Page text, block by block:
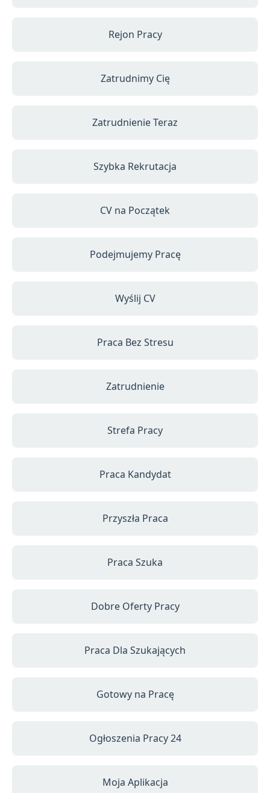
Rejon Pracy
Zatrudnimy Cię
Zatrudnienie Teraz
Szybka Rekrutacja
CV na Początek
Podejmujemy Pracę
Wyślij CV
Praca Bez Stresu
Zatrudnienie
Strefa Pracy
Praca Kandydat
Przyszła Praca
Praca Szuka
Dobre Oferty Pracy
Praca Dla Szukających
Gotowy na Pracę
Ogłoszenia Pracy 24
Moja Aplikacja